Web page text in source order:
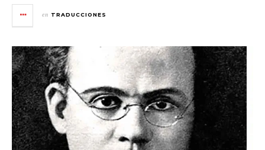
en TRADUCCIONES